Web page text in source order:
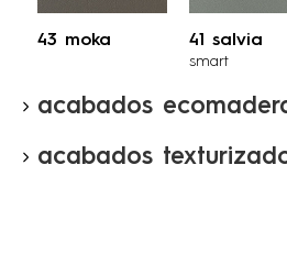
43 moka 41 salvia
smart
acabados
acabados